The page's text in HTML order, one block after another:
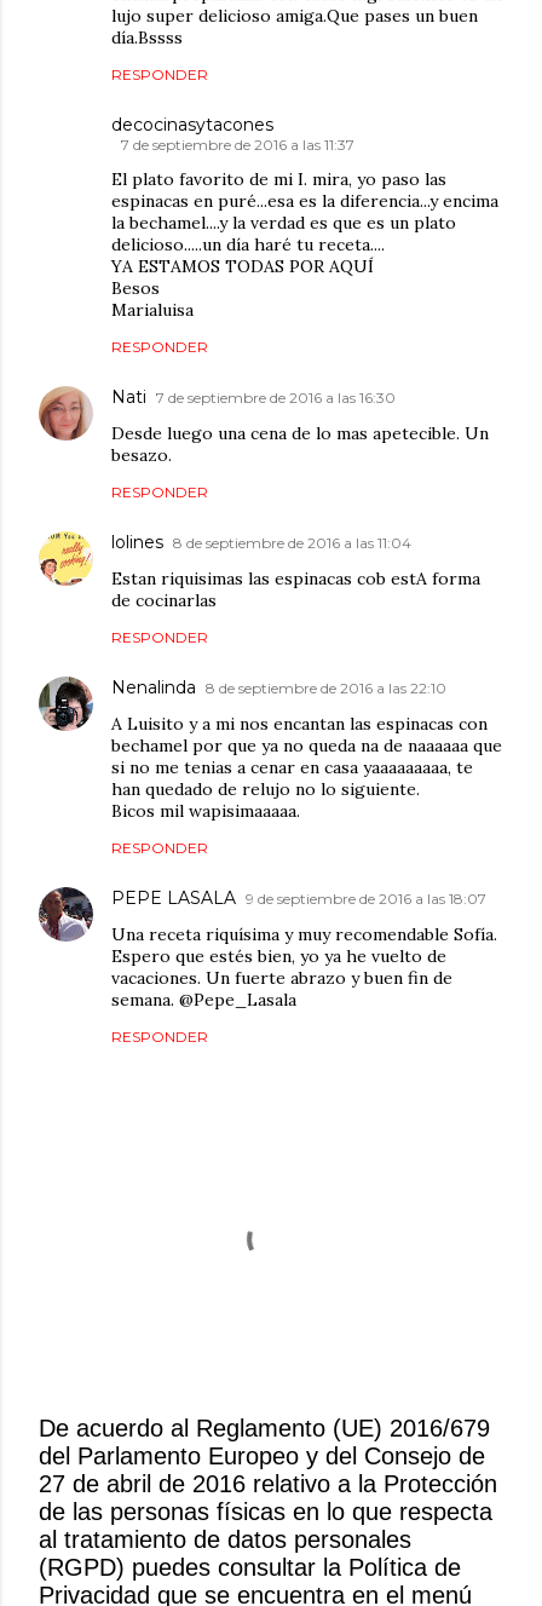
lujo super delicioso amiga.Que pases un buen
día.Bssss
RESPONDER
decocinasytacones
7 de septiembre de 2016 a las 11:37
El plato favorito de mi I. mira, yo paso las
espinacas en puré...esa es la diferencia...y encima
la bechamel....y la verdad es que es un plato
delicioso.....un día haré tu receta....
YA ESTAMOS TODAS POR AQUÍ
Besos
Marialuisa
RESPONDER
Nati 7 de septiembre de 2016 a las 16:30
Desde luego una cena de lo mas apetecible. Un
besazo.
RESPONDER
lolines 8 de septiembre de 2016 a las 11:04
Estan riquisimas las espinacas cob estA forma
de cocinarlas
RESPONDER
Nenalinda 8 de septiembre de 2016 a las 22:10
A Luisito y a mi nos encantan las espinacas con
bechamel por que ya no queda na de naaaaaa que
si no me tenias a cenar en casa yaaaaaaaaa, te
han quedado de relujo no lo siguiente.
Bicos mil wapisimaaaaa.
RESPONDER
PEPE LASALA 9 de septiembre de 2016 a las 18:07
Una receta riquísima y muy recomendable Sofía.
Espero que estés bien, yo ya he vuelto de
vacaciones. Un fuerte abrazo y buen fin de
semana. @Pepe_Lasala
RESPONDER
P
u
b
l
i
c
De acuerdo al Reglamento (UE) 2016/679
del Parlamento Europeo y del Consejo de
27 de abril de 2016 relativo a la Protección
de las personas físicas en lo que respecta
al tratamiento de datos personales
(RGPD) puedes consultar la Política de
Privacidad que se encuentra en el menú